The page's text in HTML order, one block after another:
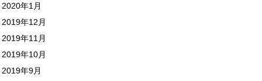
2020年1月
2019年12月
2019年11月
2019年10月
2019年9月